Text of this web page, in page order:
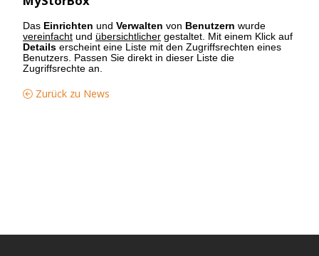
Das Einrichten und Verwalten von Benutzern wurde
vereinfacht und übersichtlicher gestaltet. Mit einem Klick auf
Details erscheint eine Liste mit den Zugriffsrechten eines
Benutzers. Passen Sie direkt in dieser Liste die
Zugriffsrechte an.
Zurück zu News